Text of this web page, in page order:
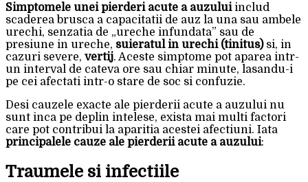
Simptomele unei pierderi acute a auzuluiinclud
scaderea brusca a capacitatii de auz la una sau ambele
urechi, senzatia de „ureche infundata” sau de
presiune in ureche, suieratul in urechi (tinitus)si, in
cazuri severe, vertij. Aceste simptome pot aparea intr-
un interval de cateva ore sau chiar minute, lasandu-i
pe cei afectati intr-o stare de soc si confuzie.
Desi cauzele exacte ale pierderii acute a auzului nu
sunt inca pe deplin intelese, exista mai multi factori
care pot contribui la aparitia acestei afectiuni. Iata
principalele cauze ale pierderii acute a auzului:
Traumele si infectiile